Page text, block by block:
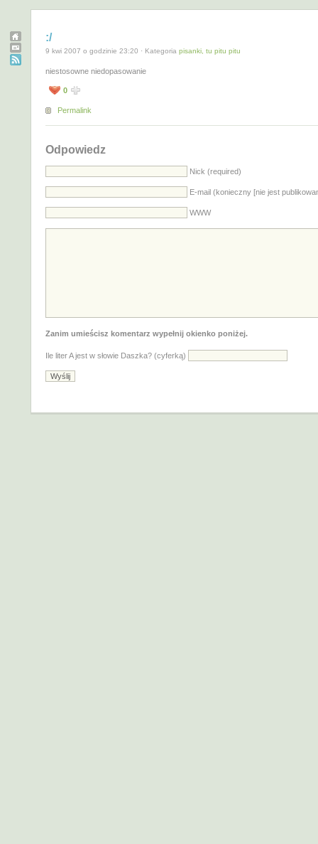
:/
9 kwi 2007 o godzinie 23:20 · Kategoria pisanki, tu pitu pitu
niestosowne niedopasowanie
0
Permalink
Odpowiedz
Nick (required)
E-mail (konieczny [nie jest
WWW
Zanim umieścisz komentarz wypełnij okienko poniżej.
Ile liter A jest w słowie Daszka? (cyferką)